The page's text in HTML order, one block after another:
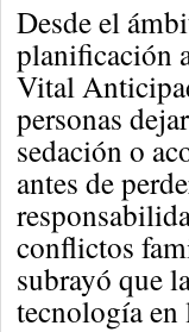
Desde el
planificación
Vital
personas
sedación o
antes de
conflictos
subrayó que
tecnología en